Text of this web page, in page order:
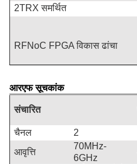
2TRX समर्थित
RFNoC FPGA विकास ढांचा
आरएफ सूचकांक
संचारित
चैनल 2
आवृत्ति
70MHz-
6GHz